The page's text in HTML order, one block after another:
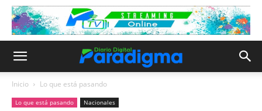
Inicio Lo que está pasando
Lo que está pasando Nacionales